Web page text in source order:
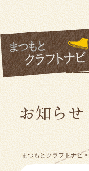
まつもとクラフトナビ>